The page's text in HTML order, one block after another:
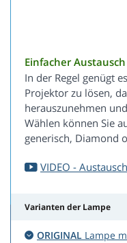
Einfacher
In der Regel genügt
Projektor zu lösen,
herauszunehmen
Wählen können Sie
generisch, Diamond
VIDEO -
Varianten der Lampe
ORIGINAL Lampe